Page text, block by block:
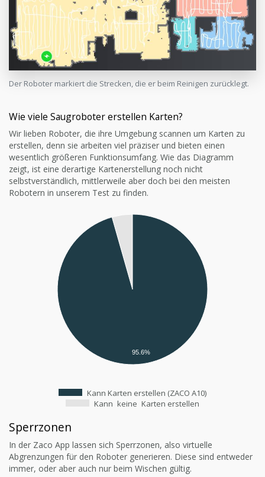
Der Roboter markiert die Strecken, die er beim Reinigen zurücklegt.
Wie viele Saugroboter erstellen Karten?
Wir lieben Roboter, die ihre Umgebung scannen um Karten zu
erstellen, denn sie arbeiten viel präziser und bieten einen
wesentlich größeren Funktionsumfang. Wie das Diagramm
zeigt, ist eine derartige Kartenerstellung noch nicht
selbstverständlich, mittlerweile aber doch bei den meisten
Robotern in unserem Test zu finden.
95.6%
Kann Karten erstellen (ZACO A10)
Kann keine Karten erstellen
Sperrzonen
In der Zaco App lassen sich Sperrzonen, also virtuelle
Abgrenzungen für den Roboter generieren. Diese sind entweder
immer, oder aber auch nur beim Wischen gültig.